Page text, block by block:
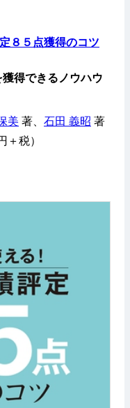
８５点獲得のコツ
得できるノウハウ
美 著、 石田 義昭 著
＋税）